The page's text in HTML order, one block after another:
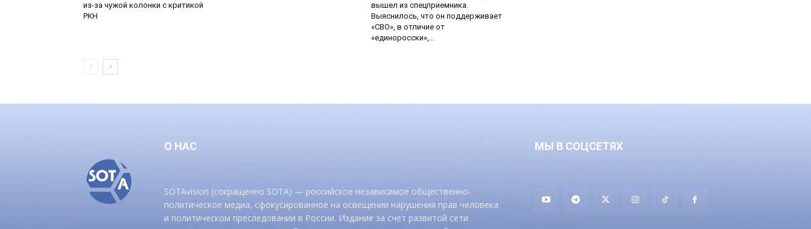
из-за чужой колонки с критикой
РКН
вышел из спецприемника.
Выяснилось, что он поддерживает
«СВО», в отличие от
«единоросски»,...
О НАС
SOTAvision (сокращенно SOTA) — российское независимое общественно-
политическое медиа, сфокусированное на освещении нарушения прав человека
и политическом преследовании в России. Издание за счет развитой сети
МЫ В СОЦСЕТЯХ